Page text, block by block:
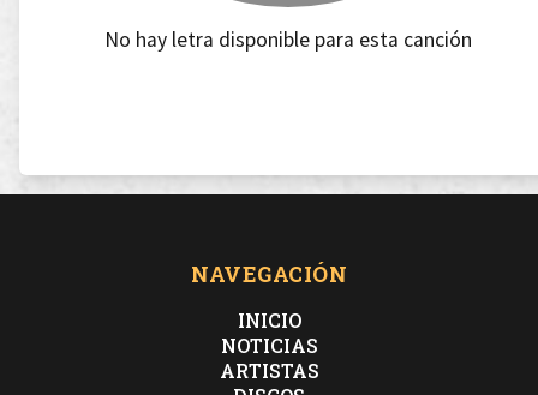
No hay letra disponible para esta canción
NAVEGACIÓN
INICIO
NOTICIAS
ARTISTAS